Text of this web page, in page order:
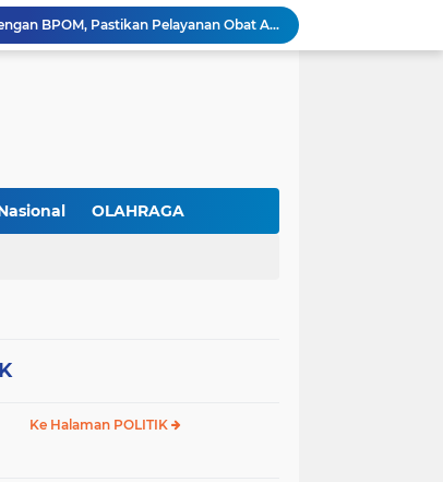
RSBP Batam Perkuat Sinergi dengan BPOM, Pastikan Pelayanan Obat Aman dan Bermutu
Jimmi Siburian Tinjau Proyek Drainase, Tegaskan "Pipa Misterius" Tak Boleh Hambat Pembangunan di Sei Beduk
Proyek Drainase Sei Beduk Terhambat Pipa Misterius, Warga Desak Pemerintah Buka Hasil Uji Sampel Air
OLAHRAGA
Ke Halaman POLITIK